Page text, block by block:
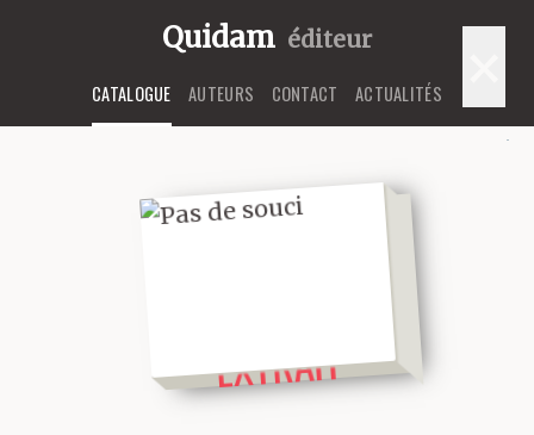
Quidam éditeur
CATALOGUE AUTEURS CONTACT ACTUALITÉS
EXTRAIT